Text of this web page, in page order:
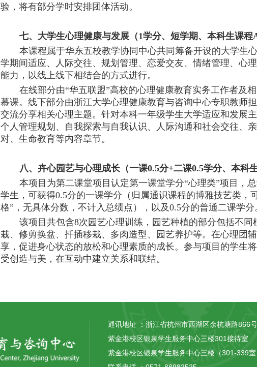
验，将有部分学时安排团体活动。
七、大学生心理健康与发展（1学分、短学期、本科生课
本课程属于华东五校教学协同中心共同筹备开设的大学生
学期间适应、人际交往、规划管理、恋爱交友、情绪管理、心
能力，以线上线下相结合的方式进行。
在线部分由“华五联盟”高校的心理健康教育实务工作者及
慕课。线下部分由浙江大学心理健康教育与咨询中心专职教师
交流分享相关心理主题。针对本科一年级学生大学适应和发展
个人管理规划、自我探索与自我认识、人际沟通和社会交往、
对、生命教育等内容章节。
八、卉心园艺与心理成长（一课0.5分+二课0.5学分、本科
本项目为第二课堂项目认定第一课堂学分“心理类”项目，
学生，可获得0.5分的一课学分（归属通识课程的博雅技艺类，
格”，无具体分数，不计入总绩点），以及0.5分的普通二课学分
该项目共包含8次园艺心理训练，园艺种植的部分包括不
栽、修剪换盆、扦插移栽、多肉造型、园艺养护等。在心理团
享，促进身心状态的放松和心理素质的成长。参与项目的学生
受创造与美，在互动中建立关系和联结。
通讯地址 ： 浙江省杭州市西湖区余杭塘路866
紫金港校区银泉学生服务中心三楼301接待室
紫金港校区银泉学生服务中心三楼（301-339